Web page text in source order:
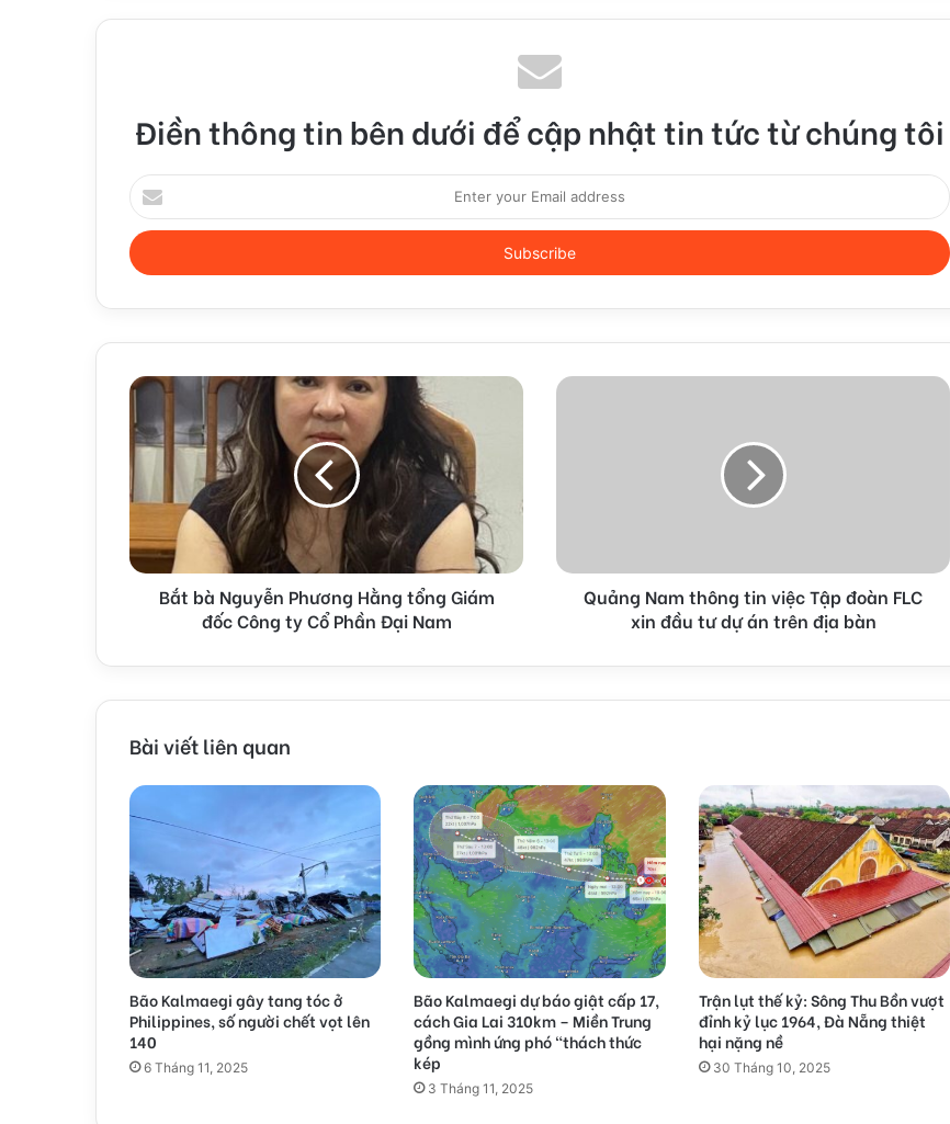
Điền thông tin bên dưới để cập nhật tin tức từ chúng tôi
Enter
your
Email
address
Bắt bà Nguyễn Phương Hằng tổng Giám
đốc Công ty Cổ Phần Đại Nam
Quảng Nam thông tin việc Tập đoàn FLC
xin đầu tư dự án trên địa bàn
Bài viết liên quan
Bão Kalmaegi gây tang tóc ở
Philippines, số người chết vọt lên
140
6 Tháng 11, 2025
Bão Kalmaegi dự báo giật cấp 17,
cách Gia Lai 310km – Miền Trung
gồng mình ứng phó “thách thức
kép
3 Tháng 11, 2025
Trận lụt thế kỷ: Sông Thu Bồn vượt
đỉnh kỷ lục 1964, Đà Nẵng thiệt
hại nặng nề
30 Tháng 10, 2025